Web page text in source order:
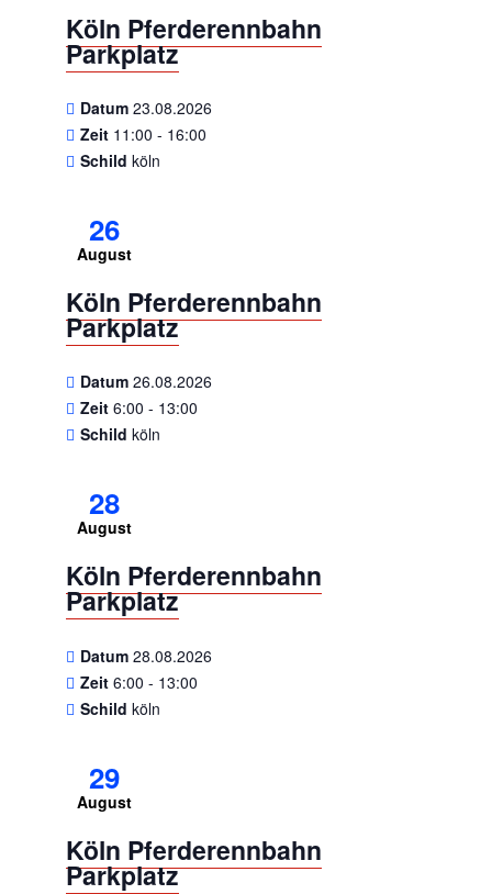
Köln Pferderennbahn
Parkplatz
Datum 23.08.2026
Zeit 11:00 - 16:00
Schild köln
26
August
Köln Pferderennbahn
Parkplatz
Datum 26.08.2026
Zeit 6:00 - 13:00
Schild köln
28
August
Köln Pferderennbahn
Parkplatz
Datum 28.08.2026
Zeit 6:00 - 13:00
Schild köln
29
August
Köln Pferderennbahn
Parkplatz